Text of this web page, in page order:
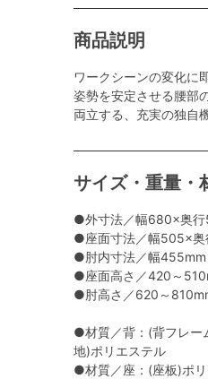
商品説明
ワークシーンの変化に
姿勢を安定させる腰部
両立する、充実の独自
サイズ・重量・
●外寸法／幅680×奥
●座面寸法／幅505×
●肘内寸法／幅455mm
●座面高さ／420～
●肘高さ／620～
●材質／背：(背フレー
地)ポリエステル
●材質／座：(座板)ポ